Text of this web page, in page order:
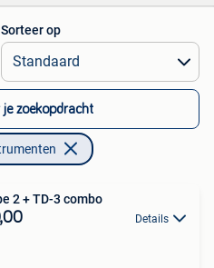
Sorteer op
je zoekopdracht
2 + TD-3 combo
Details